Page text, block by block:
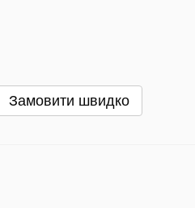
Замовити швидко